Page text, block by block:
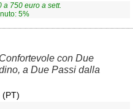
a 750euro a sett.
5%
con Due
a Due Passi dalla
(PT)